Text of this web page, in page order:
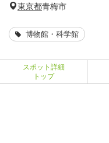
東京都青梅市
博物館・科学館
スポット詳細
トップ